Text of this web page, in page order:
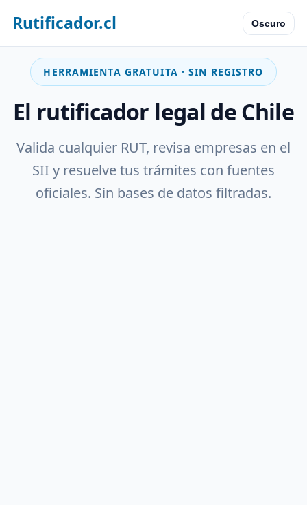
Rutificador.cl Oscuro
HERRAMIENTA GRATUITA · SIN REGISTRO
El rutificador legal de Chile
Valida cualquier RUT, revisa empresas en el
SII y resuelve tus trámites con fuentes
oficiales. Sin bases de datos filtradas.